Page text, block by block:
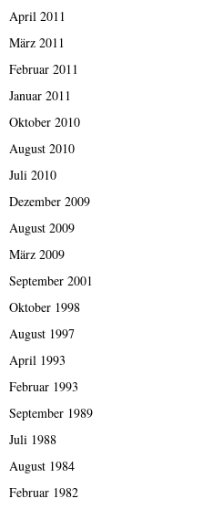
April 2011
März 2011
Februar 2011
Januar 2011
Oktober 2010
August 2010
Juli 2010
Dezember 2009
August 2009
März 2009
September 2001
Oktober 1998
August 1997
April 1993
Februar 1993
September 1989
Juli 1988
August 1984
Februar 1982